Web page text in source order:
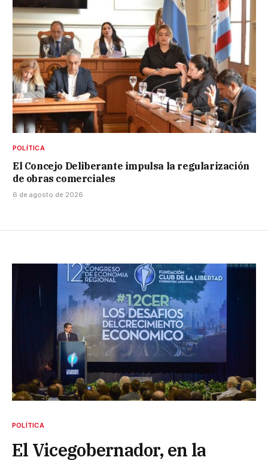
POLÍTICA
El Concejo Deliberante impulsa la regularización
de obras comerciales
6 de agosto de 2026
POLÍTICA
El Vicegobernador, en la